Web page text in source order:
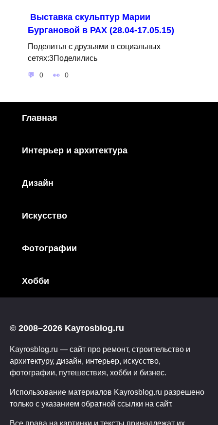
Выставка скульптур Марии
Бургановой в РАХ (28.04-17.05.15)
Поделитья с друзьями в социальных
сетях:3Поделились
0 0
Главная
Интерьер и архитектура
Дизайн
Искусство
Фотографии
Хобби
© 2008–2026 Kayrosblog.ru
Kayrosblog.ru — сайт про ремонт, строительство и
архитектуру, дизайн, интерьер, искусство,
фотографии, путешествия, хобби и бизнес.
Использование материалов Kayrosblog.ru разрешено
только с указанием обратной ссылки на сайт.
Все права на картинки и тексты принадлежат их